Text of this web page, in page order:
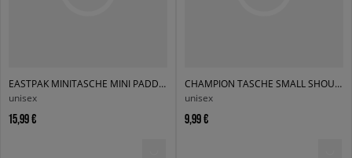
EASTPAK MINITASCHE MINI PADDED BLACK
unisex
15,99 €
CHAMPION TASCHE SMALL SHOULDER BAG
unisex
9,99 €